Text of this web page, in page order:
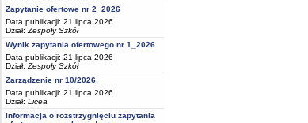
Zapytanie ofertowe nr 2_2026
Data publikacji: 21 lipca 2026
Dział: Zespoły Szkół
Wynik zapytania ofertowego nr 1_2026
Data publikacji: 21 lipca 2026
Dział: Zespoły Szkół
Zarządzenie nr 10/2026
Data publikacji: 21 lipca 2026
Dział: Licea
Informacja o rozstrzygnięciu zapytania